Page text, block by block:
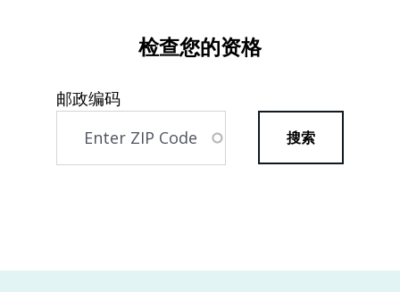
检查您的资格
邮政编码